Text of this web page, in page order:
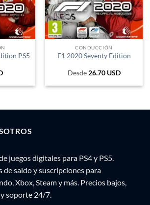
PS5
CONDUCCIÓN
F1 2020 Seventy Edition
Desde 26.70 USD
juegos digitales para PS4 y PS5.
saldo y suscripciones para
Xbox, Steam y más. Precios bajos,
soporte 24/7.